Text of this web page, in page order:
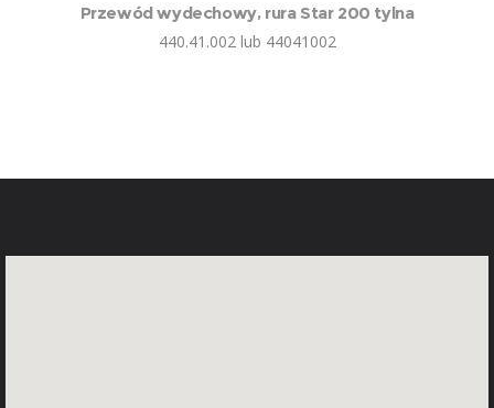
Przewód wydechowy, rura Star 200 tylna
440.41.002 lub 44041002